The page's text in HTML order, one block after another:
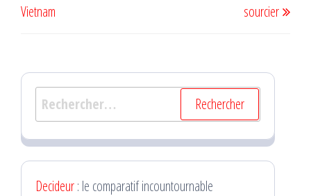
Vietnam
sourcier
Rechercher :
Decideur: le comparatif incountournable